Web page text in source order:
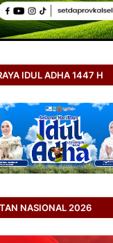
IDUL ADHA 1447 H
NASIONAL 2026